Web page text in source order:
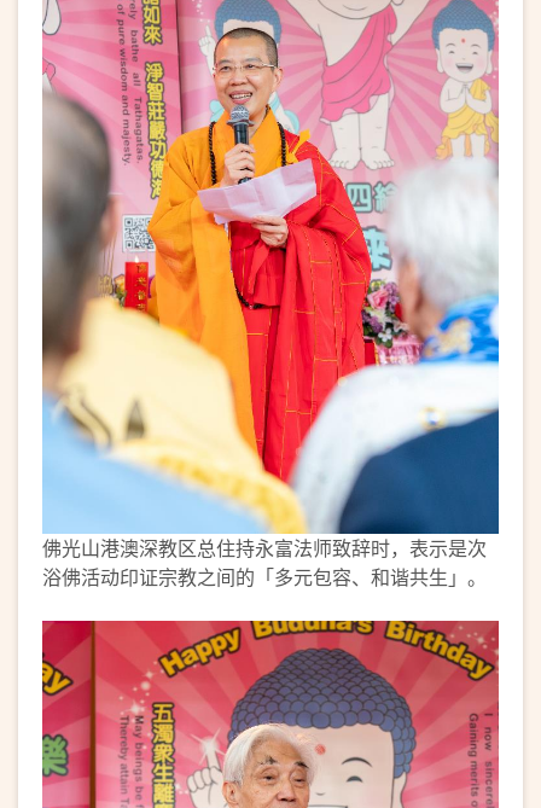
佛光山港澳深教区总住持永富法师致辞时，表示是次
浴佛活动印证宗教之间的「多元包容、和谐共生」。